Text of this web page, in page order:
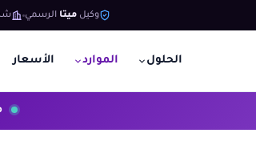
وكيل ميتا الرسمي
الحلول الموارد الأسعار